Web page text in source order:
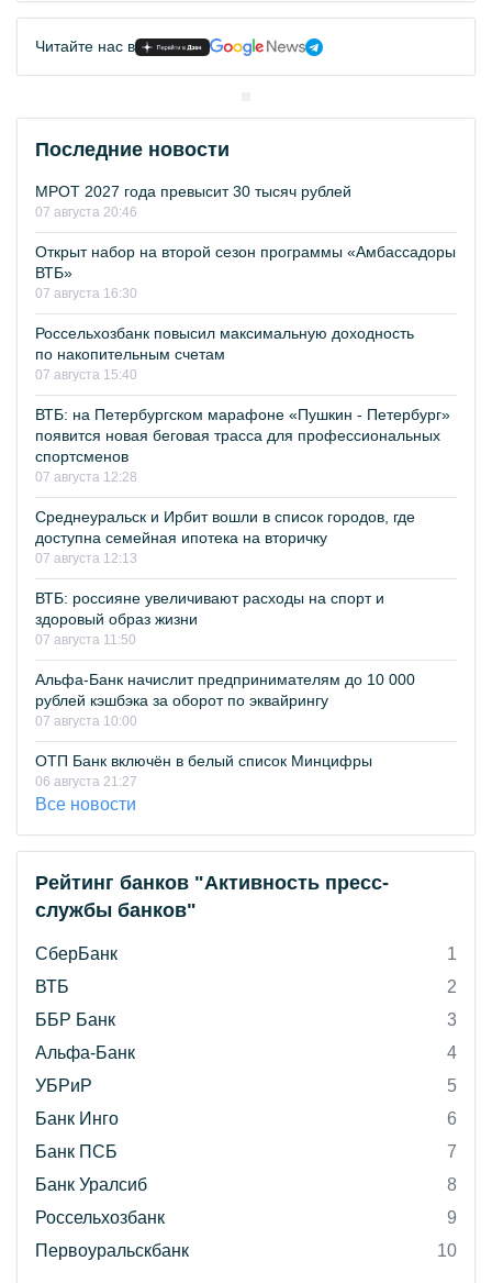
Читайте нас в
Последние новости
МРОТ 2027 года превысит 30 тысяч рублей
07 августа 20:46
Открыт набор на второй сезон программы «Амбассадоры
ВТБ»
07 августа 16:30
Россельхозбанк повысил максимальную доходность
по накопительным счетам
07 августа 15:40
ВТБ: на Петербургском марафоне «Пушкин - Петербург»
появится новая беговая трасса для профессиональных
спортсменов
07 августа 12:28
Среднеуральск и Ирбит вошли в список городов, где
доступна семейная ипотека на вторичку
07 августа 12:13
ВТБ: россияне увеличивают расходы на спорт и
здоровый образ жизни
07 августа 11:50
Альфа-Банк начислит предпринимателям до 10 000
рублей кэшбэка за оборот по эквайрингу
07 августа 10:00
ОТП Банк включён в белый список Минцифры
06 августа 21:27
Все новости
Рейтинг банков "Активность пресс-
службы банков"
СберБанк
1
ВТБ
2
ББР Банк
3
Альфа-Банк
4
УБРиР
5
Банк Инго
6
Банк ПСБ
7
Банк Уралсиб
8
Россельхозбанк
9
Первоуральскбанк
10